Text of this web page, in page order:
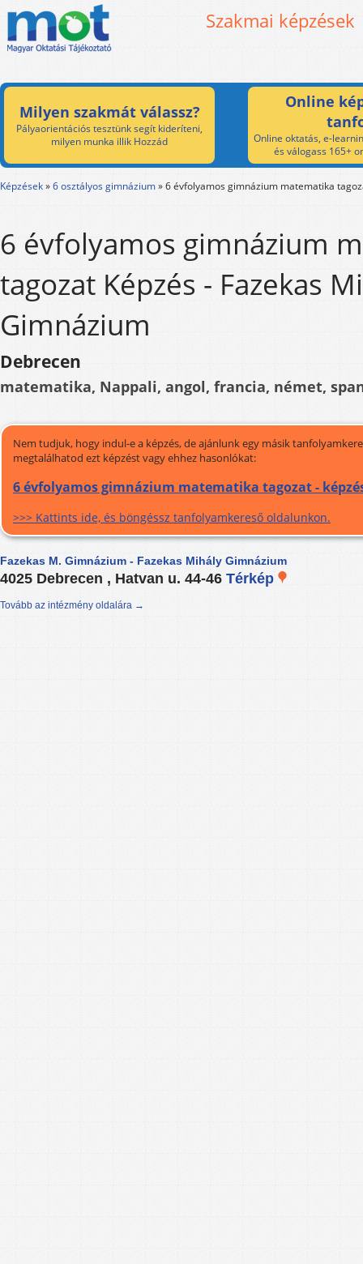
Szakmai képzések
Milyen szakmát válassz?
Pályaorientációs tesztünk segít kideríteni,
milyen munka illik Hozzád
Online
Online oktatás, e-
és válogass 165+
Képzések»6 osztályos gimnázium»6 évfolyamos gimnázium matematika
6 évfolyamos gimnázium
tagozat Képzés - Fazekas
Gimnázium
Debrecen
matematika, Nappali, angol, francia, német,
Nem tudjuk, hogy indul-e a képzés, de ajánlunk egy másik
megtalálhatod ezt képzést vagy ehhez hasonlókat:
6 évfolyamos gimnázium matematika tagozat -
>>> Kattints ide, és böngéssz tanfolyamkereső oldalunkon.
Fazekas M. Gimnázium - Fazekas Mihály Gimnázium
4025 Debrecen , Hatvan u. 44-46 Térkép
Tovább az intézmény oldalára →